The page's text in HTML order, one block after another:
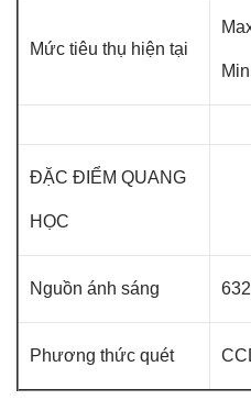
Mức tiêu thụ hiện tại
ĐẶC ĐIỂM QUANG
HỌC
Nguồn ánh sáng
Phương thức quét